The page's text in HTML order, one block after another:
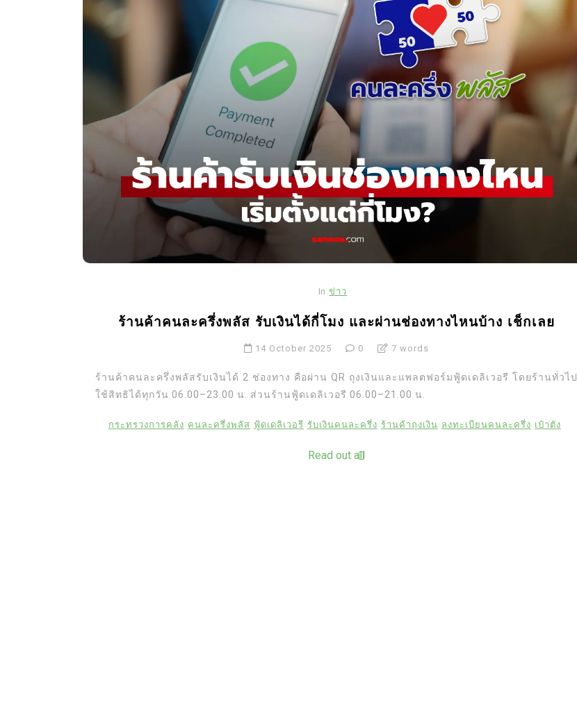
In ข่าว
ร้านค้าคนละครึ่งพลัส รับเงินได้กี่โมง และผ่านช่องทางไหนบ้าง เช็กเลย
14 October 2025 0 7 words
ร้านค้าคนละครึ่งพลัสรับเงินได้ 2 ช่องทาง คือผ่าน QR ถุงเงินและแพลตฟอร์มฟู้ดเดลิเวอรี โดยร้านทั่วไป
ใช้สิทธิได้ทุกวัน 06.00–23.00 น. ส่วนร้านฟู้ดเดลิเวอรี 06.00–21.00 น.
กระทรวงการคลัง คนละครึ่งพลัส ฟู้ดเดลิเวอรี รับเงินคนละครึ่ง ร้านค้าถุงเงิน ลงทะเบียนคนละครึ่ง เป๋าตัง
Read out all